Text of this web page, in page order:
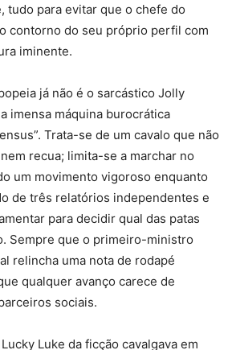
tudo para evitar que o chefe do
contorno do seu próprio perfil com
iminente.
já não é o sarcástico Jolly
imensa máquina burocrática
Trata-se de um cavalo que não
recua; limita-se a marchar no
um movimento vigoroso enquanto
de três relatórios independentes e
para decidir qual das patas
Sempre que o primeiro-ministro
relincha uma nota de rodapé
qualquer avanço carece de
sociais.
Luke da ficção cavalgava em